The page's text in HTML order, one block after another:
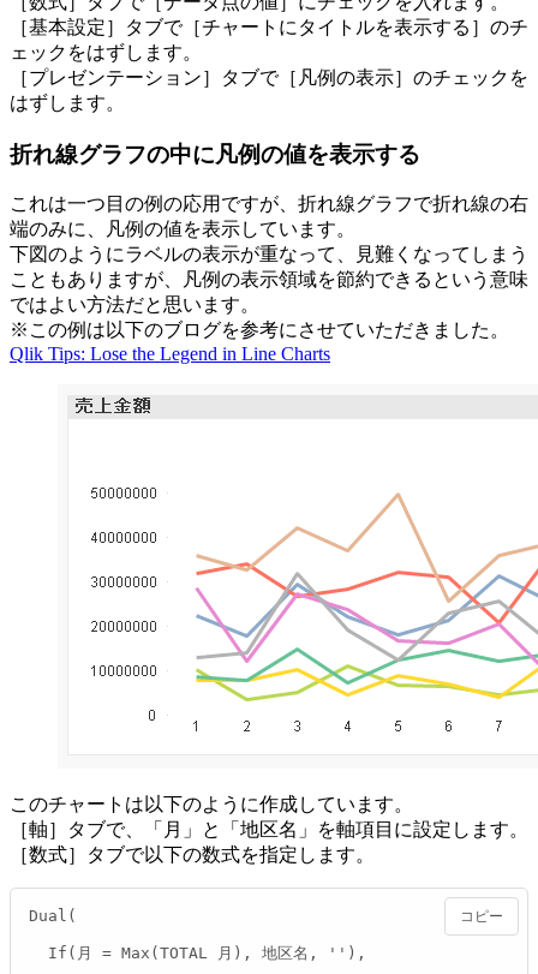
［基本設定］タブで［チャートにタイトルを表示する］のチ
ェックをはずします。
［プレゼンテーション］タブで［凡例の表示］のチェックを
はずします。
折れ線グラフの中に凡例の値を表示する
これは一つ目の例の応用ですが、折れ線グラフで折れ線の右
端のみに、凡例の値を表示しています。
下図のようにラベルの表示が重なって、見難くなってしまう
こともありますが、凡例の表示領域を節約できるという意味
ではよい方法だと思います。
※この例は以下のブログを参考にさせていただきました。
Qlik Tips: Lose the Legend in Line Charts
このチャートは以下のように作成しています。
［軸］タブで、「月」と「地区名」を軸項目に設定します。
［数式］タブで以下の数式を指定します。
Dual(
  If(月 = Max(TOTAL 月), 地区名, ''),
コピー